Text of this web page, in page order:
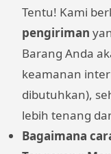
Tentu! Kami
pengiriman
Barang Anda
keamanan
dibutuhkan),
lebih tenang
Bagaimana